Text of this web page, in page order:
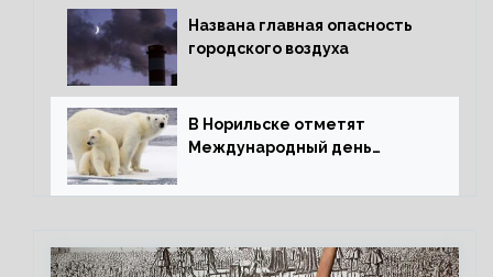
Названа главная опасность
городского воздуха
В Норильске отметят
Международный день